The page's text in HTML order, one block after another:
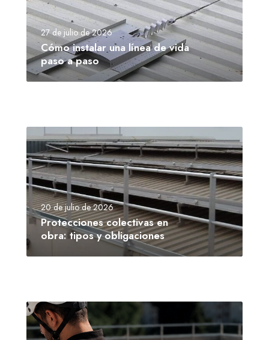
27 de julio de 2026
Cómo instalar una línea de vida
paso a paso
20 de julio de 2026
Protecciones colectivas en
obra: tipos y obligaciones